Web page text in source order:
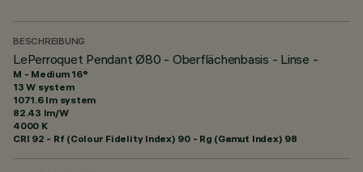
BESCHREIBUNG
LePerroquet Pendant Ø80 - Oberflächenbasis - Linse -
M - Medium 16°
13 W system
1071.6 lm system
82.43 lm/W
4000 K
CRI 92 - Rf (Colour Fidelity Index) 90 - Rg (Gamut Index) 98